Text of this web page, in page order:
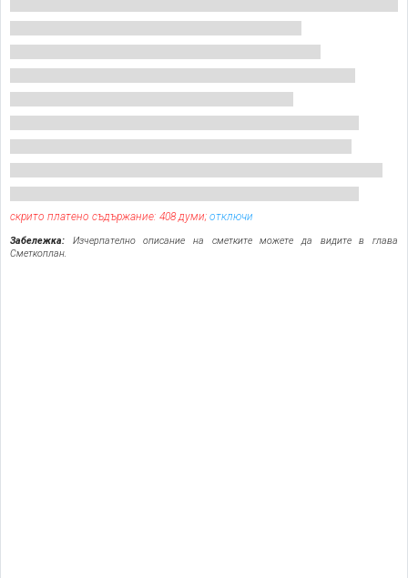
скрито платено съдържание: 408 думи; отключи
Забележка: Изчерпателно описание на сметките можете да видите в глава
Сметкоплан.